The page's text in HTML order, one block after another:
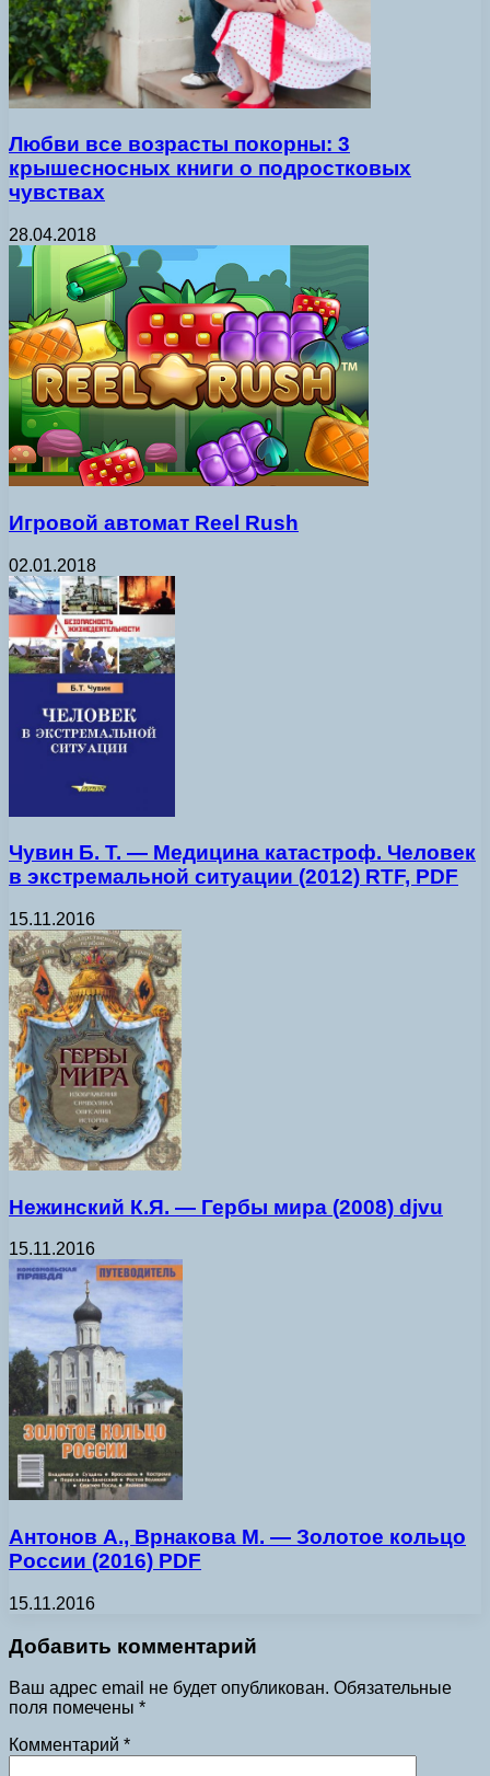
Любви все возрасты покорны: 3
крышесносных книги о подростковых
чувствах
28.04.2018
Игровой автомат Reel Rush
02.01.2018
Чувин Б. Т. — Медицина катастроф. Человек
в экстремальной ситуации (2012) RTF, PDF
15.11.2016
Нежинский К.Я. — Гербы мира (2008) djvu
15.11.2016
Антонов А., Врнакова М. — Золотое кольцо
России (2016) PDF
15.11.2016
Добавить комментарий
Ваш адрес email не будет опубликован. Обязательные
поля помечены *
Комментарий *